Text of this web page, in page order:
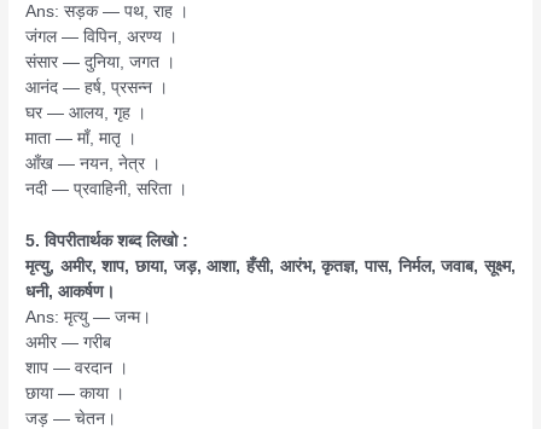
Ans: सड़क — पथ, राह ।
जंगल — विपिन, अरण्य ।
संसार — दुनिया, जगत ।
आनंद — हर्ष, प्रसन्न ।
घर — आलय, गृह ।
माता — माँ, मातृ ।
आँख — नयन, नेत्र ।
नदी — प्रवाहिनी, सरिता ।
5. विपरीतार्थक शब्द लिखो :
मृत्यु, अमीर, शाप, छाया, जड़, आशा, हँसी, आरंभ, कृतज्ञ, पास, निर्मल, जवाब, सूक्ष्म,
धनी, आकर्षण।
Ans: मृत्यु — जन्म।
अमीर — गरीब
शाप — वरदान ।
छाया — काया ।
जड़ — चेतन।